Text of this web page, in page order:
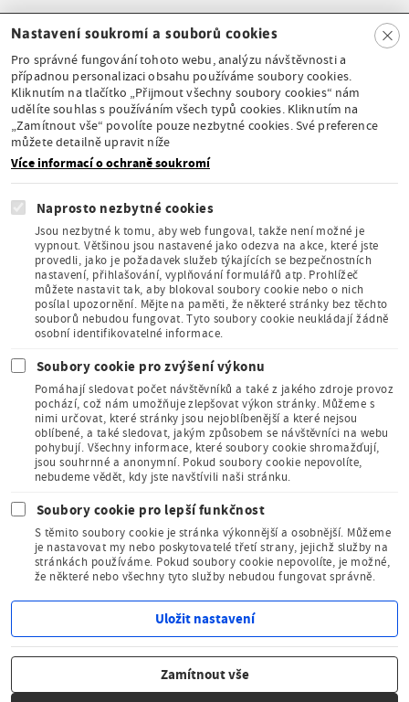
Stálá expozice pod
záštitou České
komise pro UNESCO
Člen Asociace
muzeí a galerií
České
republiky
Člen Mezinárodního
sdružení pro dětskou
knihu
Kudy z nudy - tipy na výlet
© Národní pedagogické muzeum a knihovna
Clo
se
Nastavení soukromí a souborů cookies
Pro správné fungování tohoto webu, analýzu návštěvnosti a
případnou personalizaci obsahu používáme soubory cookies.
Kliknutím na tlačítko „Přijmout všechny soubory cookies“ nám
udělíte souhlas s používáním všech typů cookies. Kliknutím na
„Zamítnout vše“ povolíte pouze nezbytné cookies. Své preference
můžete detailně upravit níže
Více informací o ochraně soukromí
Naprosto nezbytné cookies
Jsou nezbytné k tomu, aby web fungoval, takže není možné je
vypnout. Většinou jsou nastavené jako odezva na akce, které jste
provedli, jako je požadavek služeb týkajících se bezpečnostních
nastavení, přihlašování, vyplňování formulářů atp. Prohlížeč
můžete nastavit tak, aby blokoval soubory cookie nebo o nich
posílal upozornění. Mějte na paměti, že některé stránky bez těchto
souborů nebudou fungovat. Tyto soubory cookie neukládají žádně
osobní identifikovatelné informace.
Soubory cookie pro zvýšení výkonu
Pomáhají sledovat počet návštěvníků a také z jakého zdroje provoz
pochází, což nám umožňuje zlepšovat výkon stránky. Můžeme s
nimi určovat, které stránky jsou nejoblíbenější a které nejsou
oblíbené, a také sledovat, jakým způsobem se návštěvníci na webu
pohybují. Všechny informace, které soubory cookie shromažďují,
jsou souhrnné a anonymní. Pokud soubory cookie nepovolíte,
nebudeme vědět, kdy jste navštívili naši stránku.
Soubory cookie pro lepší funkčnost
S těmito soubory cookie je stránka výkonnější a osobnější. Můžeme
je nastavovat my nebo poskytovatelé třetí strany, jejichž služby na
stránkách používáme. Pokud soubory cookie nepovolíte, je možné,
že některé nebo všechny tyto služby nebudou fungovat správně.
Uložit nastavení
Zamítnout vše